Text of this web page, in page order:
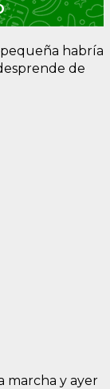
habría
de
marcha y ayer